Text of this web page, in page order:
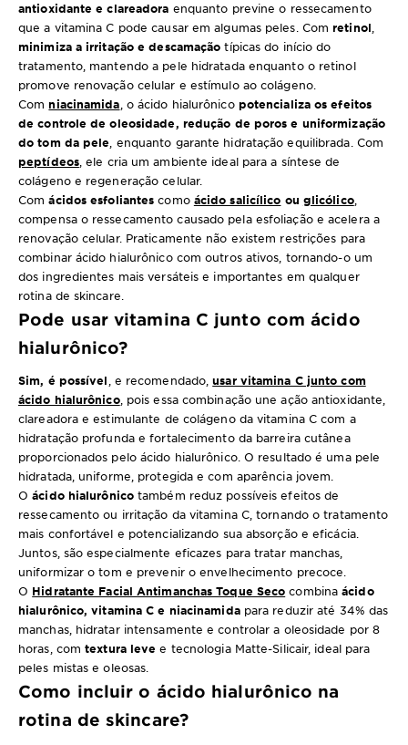
antioxidante e clareadora enquanto previne o ressecamento
que a vitamina C pode causar em algumas peles. Comretinol,
minimiza a irritação e descamação típicas do início do
tratamento, mantendo a pele hidratada enquanto o retinol
promove renovação celular e estímulo ao colágeno.
Comniacinamida, o ácido hialurônico potencializa os efeitos
de controle de oleosidade, redução de poros e uniformização
do tom da pele, enquanto garante hidratação equilibrada. Com
peptídeos, ele cria um ambiente ideal para a síntese de
colágeno e regeneração celular.
Comácidos esfoliantes como ácido salicílico ou glicólico,
compensa o ressecamento causado pela esfoliação e acelera a
renovação celular. Praticamente não existem restrições para
combinar ácido hialurônico com outros ativos, tornando-o um
dos ingredientes mais versáteis e importantes em qualquer
rotina de skincare.
Pode usar vitamina C junto com ácido
hialurônico?
Sim, é possível, e recomendado,usar vitamina C junto com
ácido hialurônico, pois essa combinação une ação antioxidante,
clareadora e estimulante de colágeno da vitamina C com a
hidratação profunda e fortalecimento da barreira cutânea
proporcionados pelo ácido hialurônico. O resultado é uma pele
hidratada, uniforme, protegida e com aparência jovem.
Oácido hialurônicotambém reduz possíveis efeitos de
ressecamento ou irritação da vitamina C, tornando o tratamento
mais confortável e potencializando sua absorção e eficácia.
Juntos, são especialmente eficazes para tratar manchas,
uniformizar o tom e prevenir o envelhecimento precoce.
O Hidratante Facial Antimanchas Toque Seco combinaácido
hialurônico, vitamina C e niacinamidapara reduzir até 34% das
manchas, hidratar intensamente e controlar a oleosidade por 8
horas, comtextura leve e tecnologia Matte-Silicair, ideal para
peles mistas e oleosas.
Como incluir o ácido hialurônico na
rotina de skincare?